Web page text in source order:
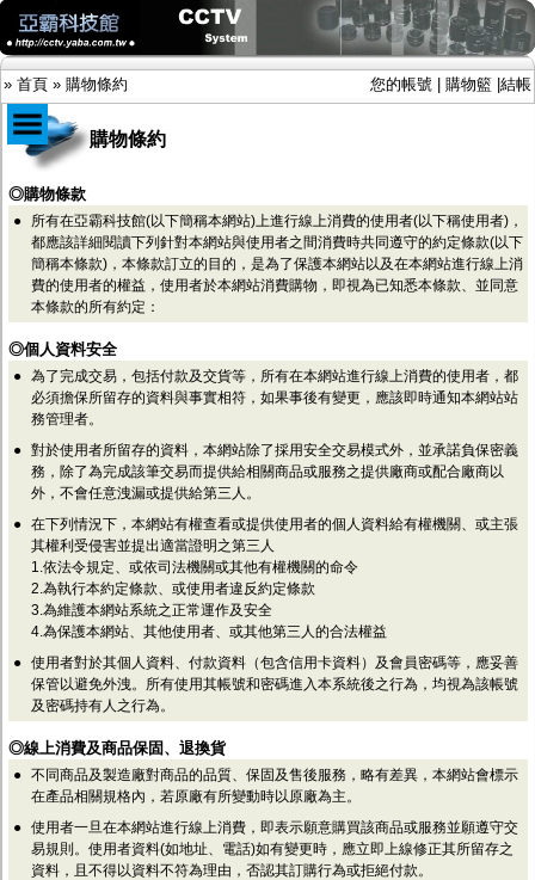
» 首頁 » 購物條約 您的帳號 購物籃 結帳
商品目錄
限時促銷特惠專案
IP網路攝影機及錄放影機
AHD DVR數位錄放影機
AHD半球型(適用屋內)
AHD中小型紅外線攝影機(適用騎樓、室內外)
AHD防護罩型攝影機(適用屋外，紅外線照射
距離遠）
AHD特殊功能型攝影機
旋轉型攝影機.旋轉台
傳統高解析攝影機
鏡頭
投光設備
防護罩及支架
多路攝影機單軸傳輸
監聽器.麥克風
網路設備
視訊轉換設備
雙絞線傳輸器
雜訊改善器
分配放大器
網路線用水晶頭
網路線
懶人線.同軸線.花線
線頭.插座.延長線.HDMI線
集線盒.防水盒.配線盒
變壓器.避雷器
轉接頭
偽裝嚇阻假監視器. 警示防盜貼紙
行車紀錄器.車用插座配件
購物條約
◎購物條款
●
所有在亞霸科技館(以下簡稱本網站)上進行線上消費的使用者(以下稱使用者)，
都應該詳細閱讀下列針對本網站與使用者之間消費時共同遵守的約定條款(以下
簡稱本條款)，本條款訂立的目的，是為了保護本網站以及在本網站進行線上消
費的使用者的權益，使用者於本網站消費購物，即視為已知悉本條款、並同意
本條款的所有約定：
◎個人資料安全
● 為了完成交易，包括付款及交貨等，所有在本網站進行線上消費的使用者，都
必須擔保所留存的資料與事實相符，如果事後有變更，應該即時通知本網站站
務管理者。
● 對於使用者所留存的資料，本網站除了採用安全交易模式外，並承諾負保密義
務，除了為完成該筆交易而提供給相關商品或服務之提供廠商或配合廠商以
外，不會任意洩漏或提供給第三人。
● 在下列情況下，本網站有權查看或提供使用者的個人資料給有權機關、或主張
其權利受侵害並提出適當證明之第三人
1.依法令規定、或依司法機關或其他有權機關的命令
2.為執行本約定條款、或使用者違反約定條款
3.為維護本網站系統之正常運作及安全
4.為保護本網站、其他使用者、或其他第三人的合法權益
● 使用者對於其個人資料、付款資料（包含信用卡資料）及會員密碼等，應妥善
保管以避免外洩。所有使用其帳號和密碼進入本系統後之行為，均視為該帳號
及密碼持有人之行為。
◎線上消費及商品保固、退換貨
● 不同商品及製造廠對商品的品質、保固及售後服務，略有差異，本網站會標示
在產品相關規格內，若原廠有所變動時以原廠為主。
● 使用者一旦在本網站進行線上消費，即表示願意購買該商品或服務並願遵守交
易規則。使用者資料(如地址、電話)如有變更時，應立即上線修正其所留存之
資料，且不得以資料不符為理由，否認其訂購行為或拒絕付款。